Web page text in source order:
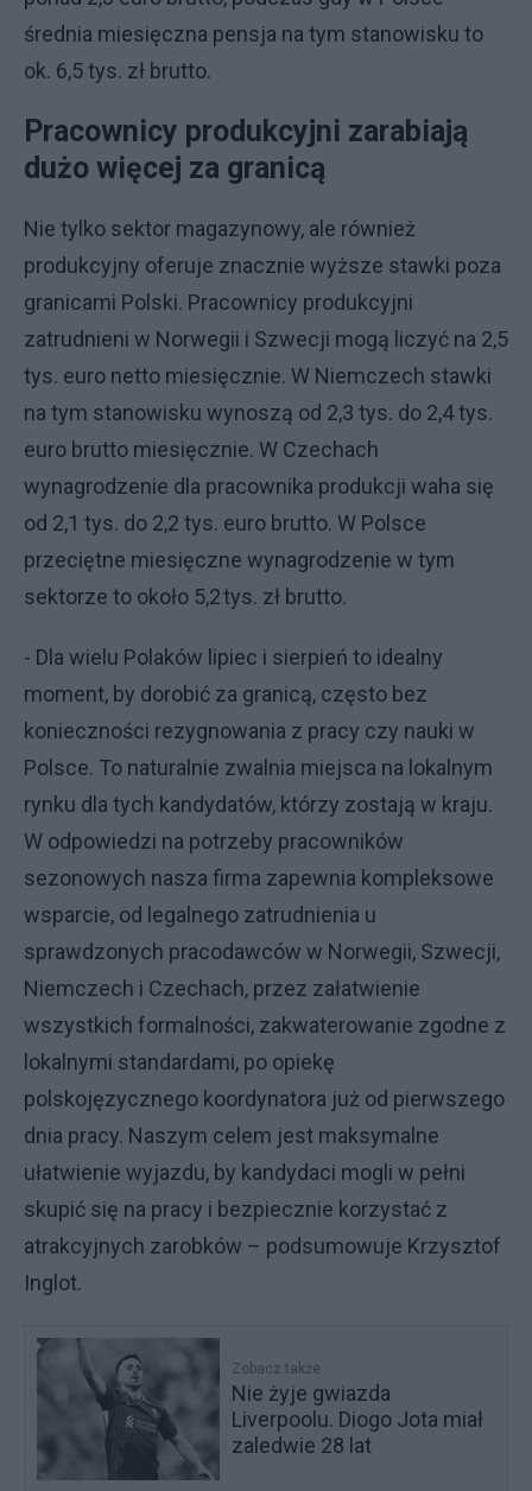
średnia miesięczna pensja na tym stanowisku to
ok. 6,5 tys. zł brutto.
Pracownicy produkcyjni zarabiają
dużo więcej za granicą
Nie tylko sektor magazynowy, ale również
produkcyjny oferuje znacznie wyższe stawki poza
granicami Polski. Pracownicy produkcyjni
zatrudnieni w Norwegii i Szwecji mogą liczyć na 2,5
tys. euro netto miesięcznie. W Niemczech stawki
na tym stanowisku wynoszą od 2,3 tys. do 2,4 tys.
euro brutto miesięcznie. W Czechach
wynagrodzenie dla pracownika produkcji waha się
od 2,1 tys. do 2,2 tys. euro brutto. W Polsce
przeciętne miesięczne wynagrodzenie w tym
sektorze to około 5,2 tys. zł brutto.
- Dla wielu Polaków lipiec i sierpień to idealny
moment, by dorobić za granicą, często bez
konieczności rezygnowania z pracy czy nauki w
Polsce. To naturalnie zwalnia miejsca na lokalnym
rynku dla tych kandydatów, którzy zostają w kraju.
W odpowiedzi na potrzeby pracowników
sezonowych nasza firma zapewnia kompleksowe
wsparcie, od legalnego zatrudnienia u
sprawdzonych pracodawców w Norwegii, Szwecji,
Niemczech i Czechach, przez załatwienie
wszystkich formalności, zakwaterowanie zgodne z
lokalnymi standardami, po opiekę
polskojęzycznego koordynatora już od pierwszego
dnia pracy. Naszym celem jest maksymalne
ułatwienie wyjazdu, by kandydaci mogli w pełni
skupić się na pracy i bezpiecznie korzystać z
atrakcyjnych zarobków – podsumowuje Krzysztof
Inglot.
Zobacz także
Nie żyje gwiazda
Liverpoolu. Diogo Jota miał
zaledwie 28 lat